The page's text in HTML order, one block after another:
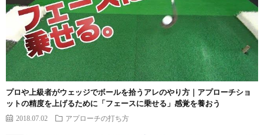
プロや上級者がウェッジでボールを拾うアレのやり方｜アプローチショ
ットの精度を上げるために「フェースに乗せる」感覚を養おう
2018.07.02 アプローチの打ち方